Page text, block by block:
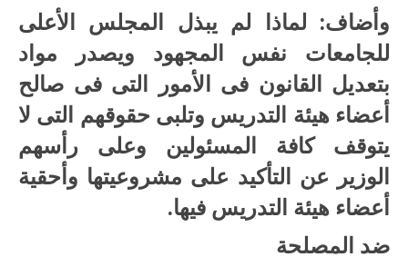
وأضاف: لماذا لم يبذل المجلس الأعلى
للجامعات نفس المجهود ويصدر مواد
بتعديل القانون فى الأمور التى فى صالح
أعضاء هيئة التدريس وتلبى حقوقهم التى لا
يتوقف كافة المسئولين وعلى رأسهم
الوزير عن التأكيد على مشروعيتها وأحقية
أعضاء هيئة التدريس فيها.
ضد المصلحة